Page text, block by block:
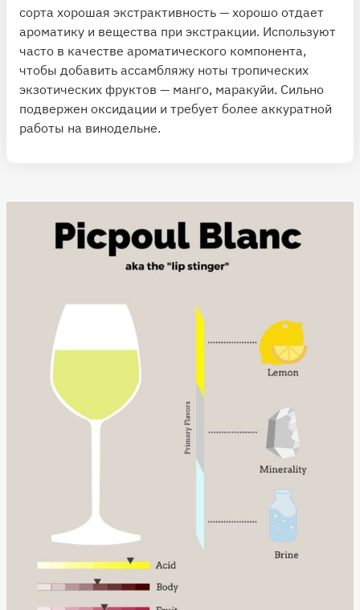
сорта хорошая экстрактивность — хорошо отдает
ароматику и вещества при экстракции. Используют
часто в качестве ароматического компонента,
чтобы добавить ассамбляжу ноты тропических
экзотических фруктов — манго, маракуйи. Сильно
подвержен оксидации и требует более аккуратной
работы на винодельне.